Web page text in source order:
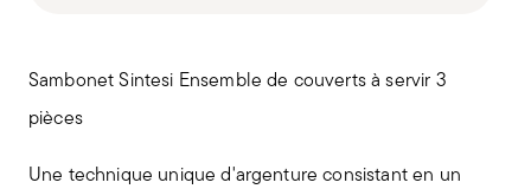
Sambonet Sintesi Ensemble de couverts à servir 3
pièces
Une technique unique d'argenture consistant en un